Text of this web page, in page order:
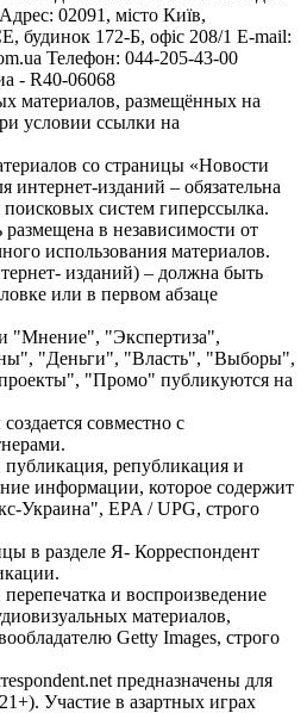
02091, місто Київ,
172-Б, офіс 208/1 E-mail:
Телефон: 044-205-43-00
- R40-06068
материалов, размещённых на
условии ссылки на
со страницы «Новости
изданий – обязательна
систем гиперссылка.
в независимости от
использования материалов.
изданий) – должна быть
или в первом абзаце
"Мнение", "Экспертиза",
"Деньги", "Власть", "Выборы",
"Промо" публикуются на
совместно с
републикация и
информации, которое содержит
Украина", EPA / UPG, строго
в разделе Я- Корреспондент
и воспроизведение
материалов,
Getty Images, строго
предназначены для
Участие в азартных играх